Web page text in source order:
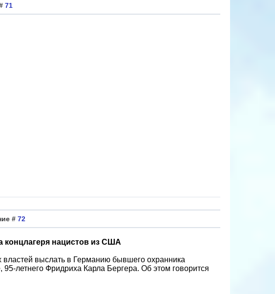
71
# 72
концлагеря нацистов из США
властей выслать в Германию бывшего охранника
летнего Фридриха Карла Бергера. Об этом говорится